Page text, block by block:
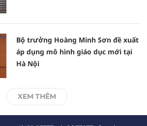
Bộ trưởng Hoàng Minh Sơn đề xuất
áp dụng mô hình giáo dục mới tại
Hà Nội
XEM THÊM